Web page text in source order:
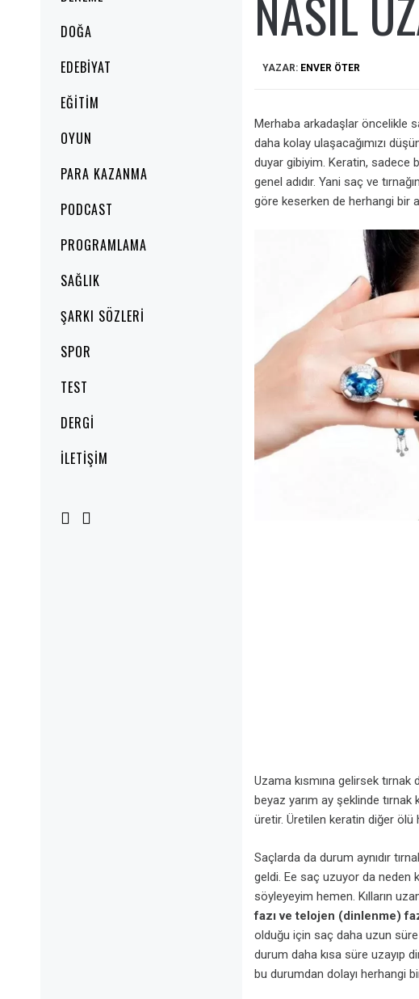
DOĞA
EDEBIYAT
EĞITIM
OYUN
PARA KAZANMA
PODCAST
PROGRAMLAMA
SAĞLIK
ŞARKI SÖZLERI
SPOR
TEST
DERGI
İLETIŞIM
YAZAR: ENVER ÖTER
Merhaba arkadaşlar öncelikle
daha kolay ulaşacağımızı
duyar gibiyim. Keratin, sadece
genel adıdır. Yani saç ve
göre keserken de herhangi bir
Uzama kısmına gelirsek
beyaz yarım ay şeklinde tırnak
üretir. Üretilen keratin diğer ölü
Saçlarda da durum aynıdır
geldi. Ee saç uzuyor da neden
söyleyeyim hemen. Kılların
fazı ve telojen (dinlenme)
olduğu için saç daha uzun süre
durum daha kısa süre uzayıp
bu durumdan dolayı herhangi